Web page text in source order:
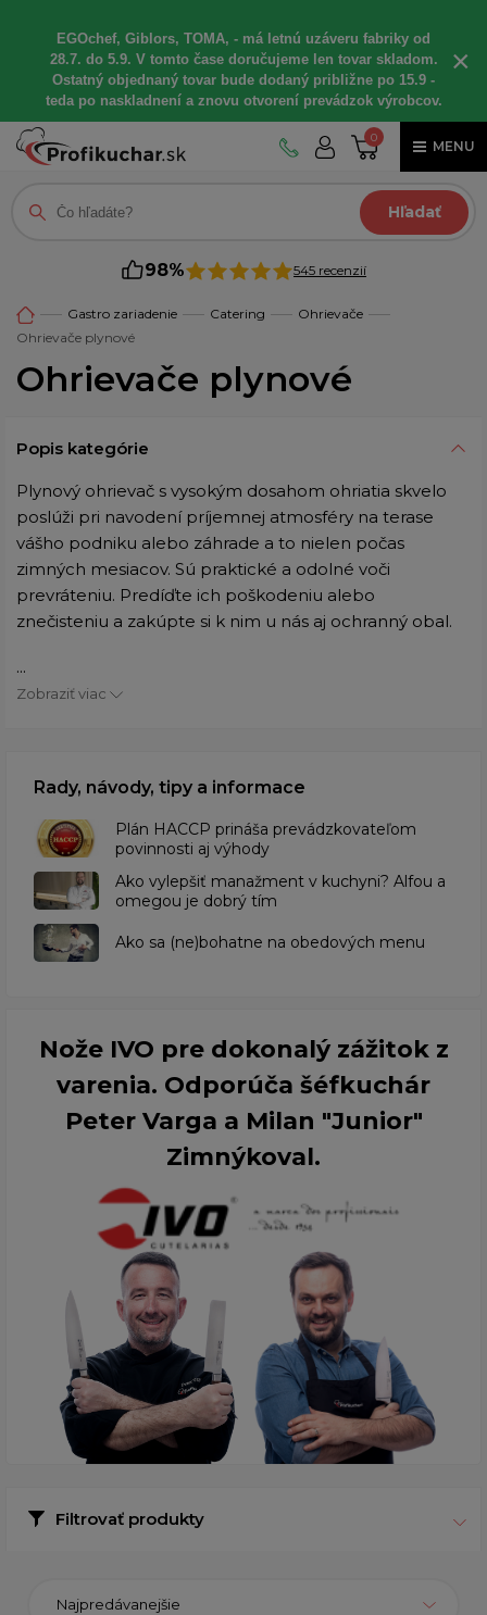
EGOchef, Giblors, TOMA, - má letnú uzáveru fabriky od
28.7. do 5.9. V tomto čase doručujeme len tovar skladom.
Ostatný objednaný tovar bude dodaný približne po 15.9 -
teda po naskladnení a znovu otvorení prevádzok výrobcov.
×
0
MENU
Hľadať
98% 545 recenzií
Gastro zariadenie Catering
Ohrievače
Ohrievače plynové
Ohrievače plynové
Popis kategórie
Plynový ohrievač s vysokým dosahom ohriatia skvelo
poslúži pri navodení príjemnej atmosféry na terase
vášho podniku alebo záhrade a to nielen počas
zimných mesiacov. Sú praktické a odolné voči
prevráteniu. Predíďte ich poškodeniu alebo
znečisteniu a zakúpte si k nim u nás aj ochranný obal.
...
Zobraziť viac
Rady, návody, tipy a informace
​Plán HACCP prináša prevádzkovateľom
povinnosti aj výhody
Ako vylepšiť manažment v kuchyni? Alfou a
omegou je dobrý tím
​Ako sa (ne)bohatne na obedových menu
Nože IVO pre dokonalý zážitok z
varenia. Odporúča šéfkuchár
Peter Varga a Milan "Junior"
Zimnýkoval.
Filtrovať produkty
Najpredávanejšie